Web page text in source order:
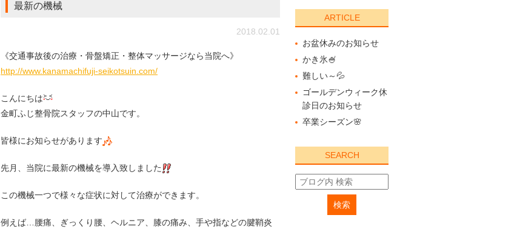
最新の機械
2018.02.01
《交通事故後の治療・骨盤矯正・整体マッサージなら当院へ》
http://www.kanamachifuji-seikotsuin.com/
こんにちは
金町ふじ整骨院スタッフの中山です。
皆様にお知らせがあります
先月、当院に最新の機械を導入致しました
この機械一つで様々な症状に対して治療ができます。
例えば…腰痛、ぎっくり腰、ヘルニア、膝の痛み、手や指などの腱鞘炎
ARTICLE
お盆休みのお知らせ
かき氷🍧
難しい～💦
ゴールデンウィーク休
診日のお知らせ
卒業シーズン🌸
SEARCH